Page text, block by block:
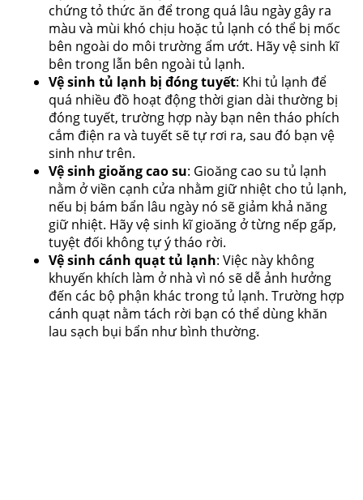
chứng tỏ thức ăn để trong quá lâu ngày gây ra
màu và mùi khó chịu hoặc tủ lạnh có thể bị mốc
bên ngoài do môi trường ẩm ướt. Hãy vệ sinh kĩ
bên trong lẫn bên ngoài tủ lạnh.
Vệ sinh tủ lạnh bị đóng tuyết: Khi tủ lạnh để
quá nhiều đồ hoạt động thời gian dài thường bị
đóng tuyết, trường hợp này bạn nên tháo phích
cắm điện ra và tuyết sẽ tự rơi ra, sau đó bạn vệ
sinh như trên.
Vệ sinh gioăng cao su: Gioăng cao su tủ lạnh
nằm ở viền cạnh cửa nhằm giữ nhiệt cho tủ lạnh,
nếu bị bám bẩn lâu ngày nó sẽ giảm khả năng
giữ nhiệt. Hãy vệ sinh kĩ gioăng ở từng nếp gấp,
tuyệt đối không tự ý tháo rời.
Vệ sinh cánh quạt tủ lạnh: Việc này không
khuyến khích làm ở nhà vì nó sẽ dễ ảnh hưởng
đến các bộ phận khác trong tủ lạnh. Trường hợp
cánh quạt nằm tách rời bạn có thể dùng khăn
lau sạch bụi bẩn như bình thường.